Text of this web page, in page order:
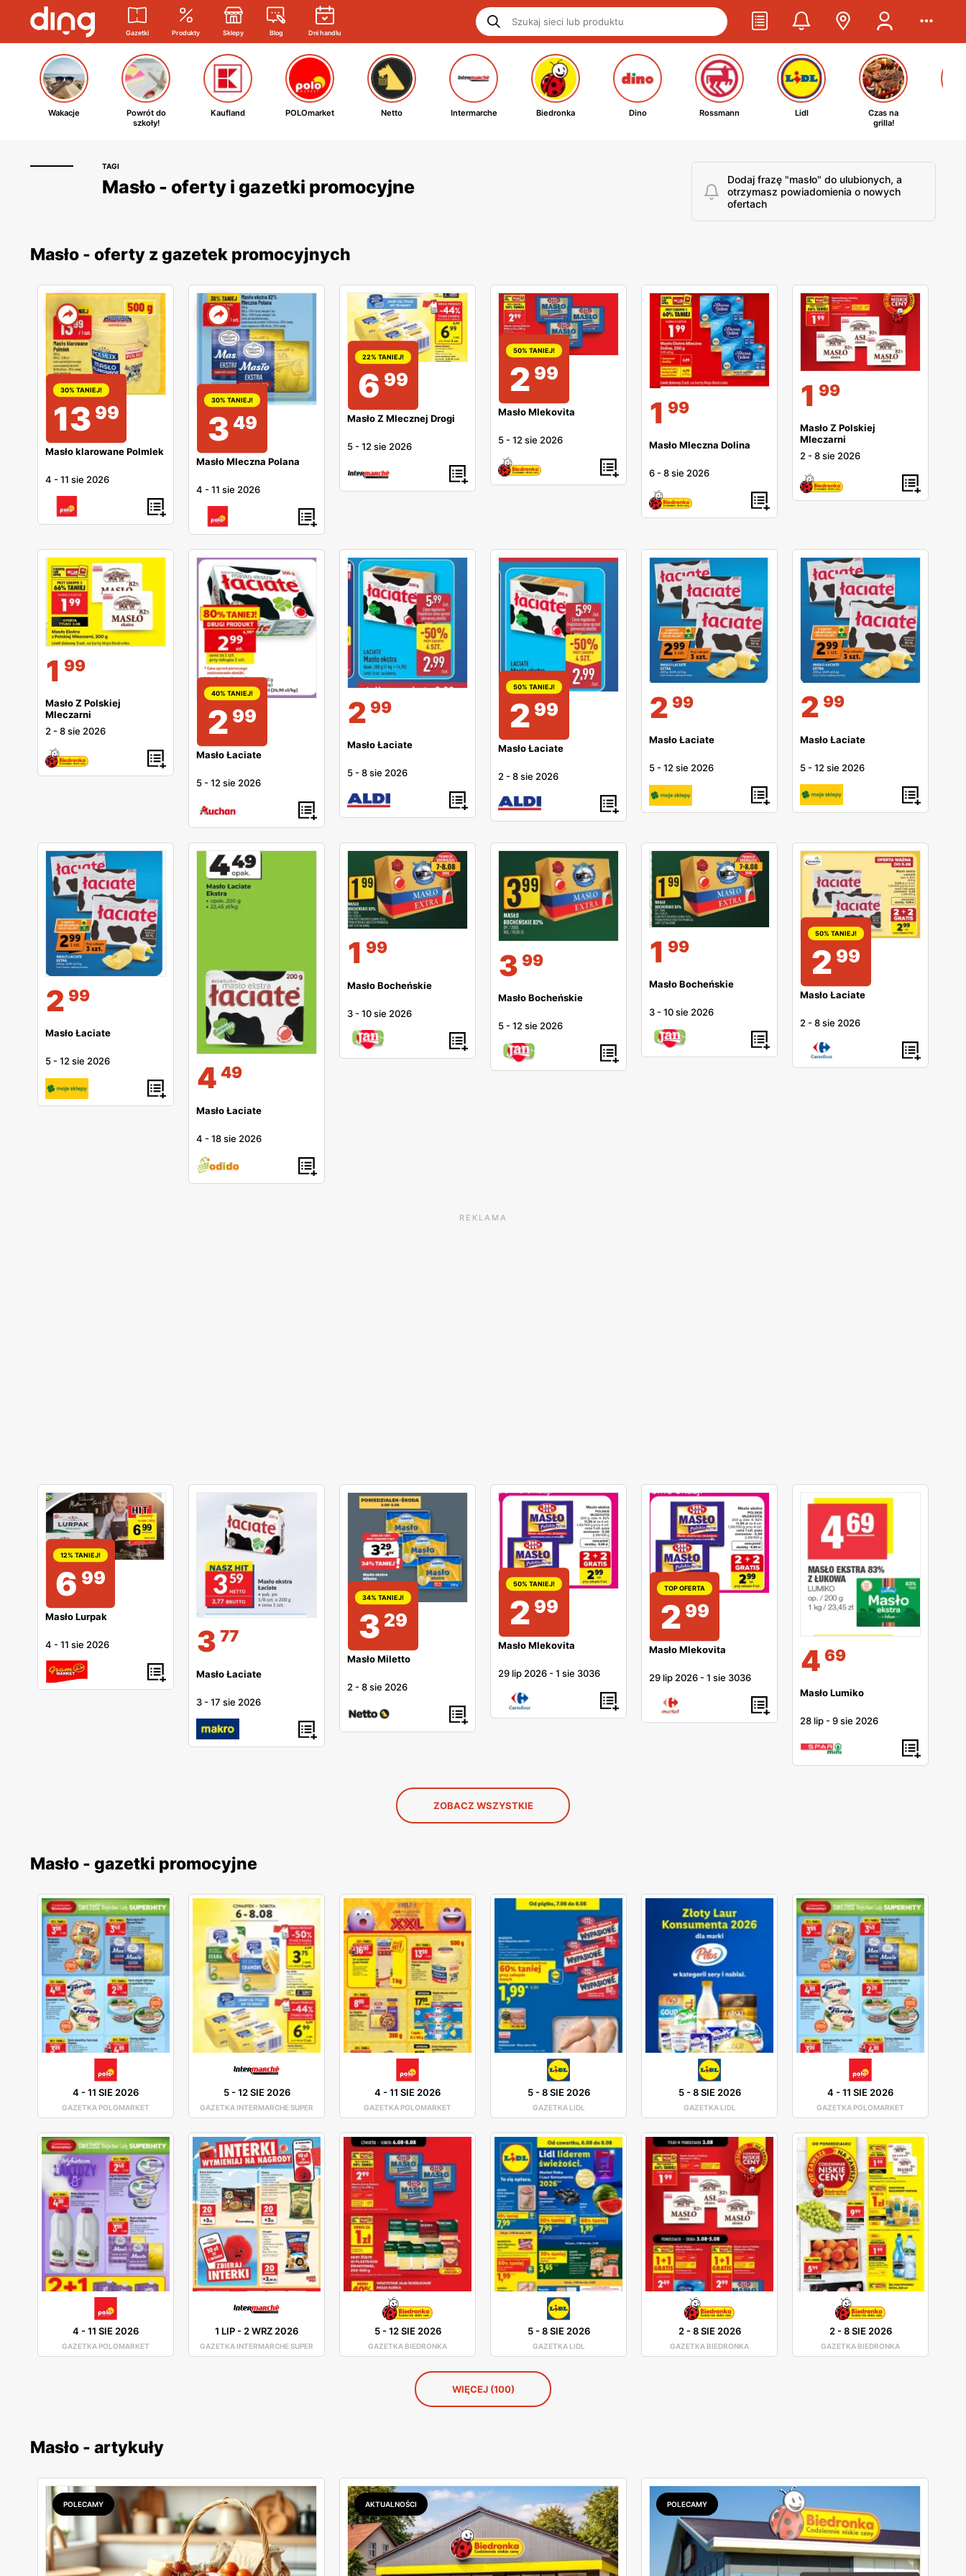
Gazetki Produkty Sklepy Blog Dni handlu
Wakacje
Powrót do
szkoły!
Kaufland POLOmarket Netto Intermarche Biedronka Dino Rossmann Lidl
Czas na
grilla!
TAGI
Masło - oferty i gazetki promocyjne
Dodaj frazę "masło" do ulubionych, a
otrzymasz powiadomienia o nowych
ofertach
Masło - oferty z gazetek promocyjnych
30% TANIEJ!
13 99
Masło klarowane Polmlek
4 -11 sie 2026
30% TANIEJ!
3 49
Masło Mleczna Polana
4 -11 sie 2026
22% TANIEJ!
6 99
Masło Z Mlecznej Drogi
5 -12 sie 2026
50% TANIEJ!
2 99
Masło Mlekovita
5 -12 sie 2026
1 99
Masło Mleczna Dolina
6 -8 sie 2026
1 99
Masło Z Polskiej
Mleczarni
2 -8 sie 2026
1 99
Masło Z Polskiej
Mleczarni
2 -8 sie 2026
40% TANIEJ!
2 99
Masło Łaciate
5 -12 sie 2026
2 99
Masło Łaciate
5 -8 sie 2026
50% TANIEJ!
2 99
Masło Łaciate
2 -8 sie 2026
2 99
Masło Łaciate
5 -12 sie 2026
2 99
Masło Łaciate
5 -12 sie 2026
2 99
Masło Łaciate
5 -12 sie 2026 4 49
Masło Łaciate
4 -18 sie 2026
1 99
Masło Bocheńskie
3 -10 sie 2026
3 99
Masło Bocheńskie
5 -12 sie 2026
1 99
Masło Bocheńskie
3 -10 sie 2026
50% TANIEJ!
2 99
Masło Łaciate
2 -8 sie 2026
REKLAMA
12% TANIEJ!
6 99
Masło Lurpak
4 -11 sie 2026 3 77
Masło Łaciate
3 -17 sie 2026
34% TANIEJ!
3 29
Masło Miletto
2 -8 sie 2026
50% TANIEJ!
2 99
Masło Mlekovita
29 lip 2026 -1 sie 3036
TOP OFERTA
2 99
Masło Mlekovita
29 lip 2026 -1 sie 3036
4 69
Masło Lumiko
28 lip -9 sie 2026
ZOBACZ WSZYSTKIE
Masło - gazetki promocyjne
4 -11 SIE 2026
GAZETKA POLOMARKET
5-12 SIE 2026
GAZETKA INTERMARCHE SUPER
4 -11 SIE 2026
GAZETKA POLOMARKET
5-8 SIE 2026
GAZETKA LIDL
5-8 SIE 2026
GAZETKA LIDL
4 -11 SIE 2026
GAZETKA POLOMARKET
4 -11 SIE 2026
GAZETKA POLOMARKET
1 LIP- 2 WRZ 2026
GAZETKA INTERMARCHE SUPER
5-12 SIE 2026
GAZETKA BIEDRONKA
5-8 SIE 2026
GAZETKA LIDL
2-8 SIE 2026
GAZETKA BIEDRONKA
2-8 SIE 2026
GAZETKA BIEDRONKA
WIĘCEJ (100)
Masło - artykuły
POLECAMY AKTUALNOŚCI POLECAMY